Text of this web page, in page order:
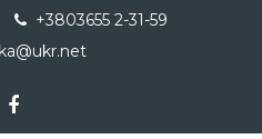
+3803655 2-31-59